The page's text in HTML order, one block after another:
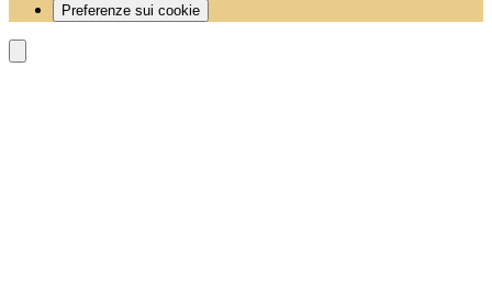
Preferenze sui cookie